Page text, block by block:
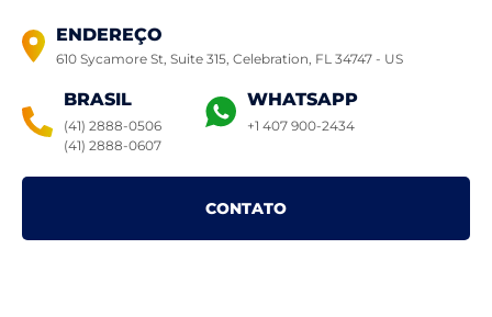
ENDEREÇO
610 Sycamore St, Suite 315, Celebration, FL 34747 - US
BRASIL
(41) 2888-0506
(41) 2888-0607
WHATSAPP
+1 407 900-2434
CONTATO